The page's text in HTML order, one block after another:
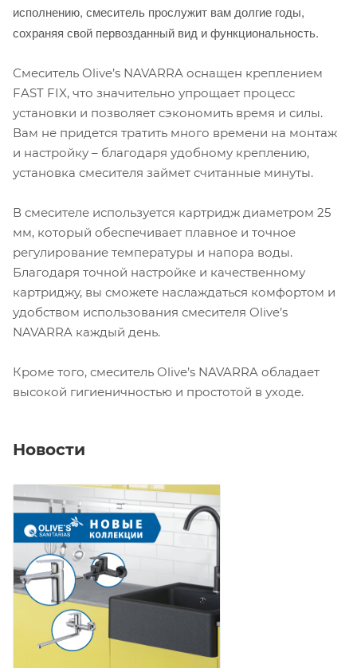
исполнению, смеситель прослужит вам долгие годы,
сохраняя свой первозданный вид и функциональность.
Смеситель Olive’s NAVARRA оснащен креплением
FAST FIX, что значительно упрощает процесс
установки и позволяет сэкономить время и силы.
Вам не придется тратить много времени на монтаж
и настройку – благодаря удобному креплению,
установка смесителя займет считанные минуты.
В смесителе используется картридж диаметром 25
мм, который обеспечивает плавное и точное
регулирование температуры и напора воды.
Благодаря точной настройке и качественному
картриджу, вы сможете наслаждаться комфортом и
удобством использования смесителя Olive’s
NAVARRA каждый день.
Кроме того, смеситель Olive’s NAVARRA обладает
высокой гигиеничностью и простотой в уходе.
Новости